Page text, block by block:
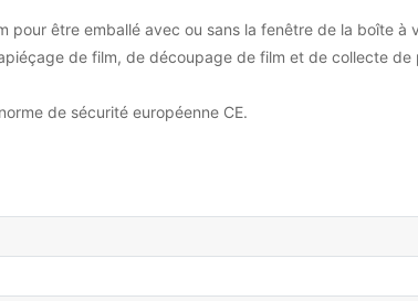
pour être emballé avec ou sans la fenêtre de la boîte à
de film, de découpage de film et de collecte
de sécurité européenne CE.